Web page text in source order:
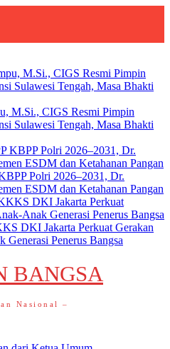
M.Si., CIGS Resmi Pimpin
Sulawesi Tengah, Masa Bhakti
Polri 2026–2031, Dr.
ESDM dan Ketahanan Pangan
DKI Jakarta Perkuat Gerakan
Penerus Bangsa
BANGSA
Nasional –